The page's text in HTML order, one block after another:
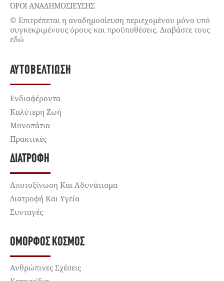
ΌΡΟΙ ΑΝΑΔΗΜΟΣΙΕΥΣΗΣ
© Επιτρέπεται η αναδημοσίευση περιεχομένου μόνο υπό
συγκεκριμένους όρους και προϋποθέσεις. Διαβάστε τους
εδώ
ΑΥΤΟΒΕΛΤΊΩΣΗ
Ενδιαφέροντα
Καλύτερη Ζωή
Μονοπάτια
Πρακτικές
ΔΙΑΤΡΟΦΉ
Αποτοξίνωση Και Αδυνάτισμα
Διατροφή Και Υγεία
Συνταγές
ΌΜΟΡΦΟΣ ΚΌΣΜΟΣ
Ανθρώπινες Σχέσεις